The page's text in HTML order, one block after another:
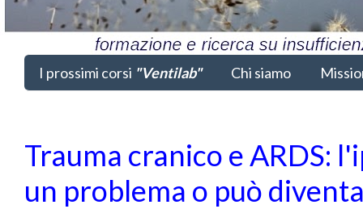
I prossimi corsi "Ventilab" Chi siamo
Trauma cranico e ARDS:
un problema o può